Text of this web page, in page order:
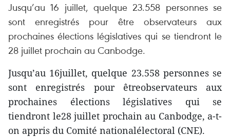
Jusqu’au 16 juillet, quelque 23.558 personnes se
sont enregistrés pour être observateurs aux
prochaines élections législatives qui se tiendront le
28 juillet prochain au Canbodge.
Jusqu’au 16juillet, quelque 23.558 personnes se
sont enregistrés pour êtreobservateurs aux
prochaines élections législatives qui se
tiendront le28 juillet prochain au Canbodge, a-t-
on appris du Comité nationalélectoral (CNE).